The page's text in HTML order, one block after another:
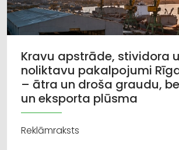
Kravu apstrāde, stividora
noliktavu pakalpojumi
– ātra un droša graudu,
un eksporta plūsma
Reklāmraksts